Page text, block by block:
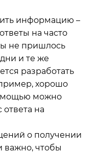
информацию –
на часто
не пришлось
и те же
разработать
хорошо
можно
на
о получении
важно, чтобы